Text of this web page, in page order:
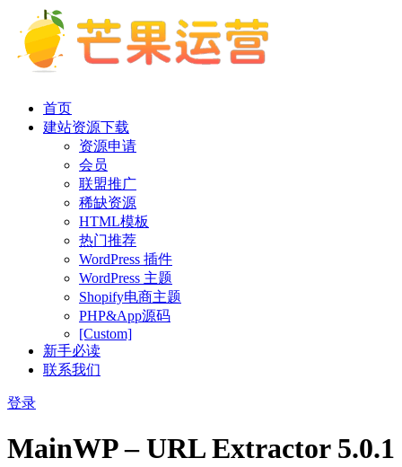
首页
建站资源下载
资源申请
会员
联盟推广
稀缺资源
HTML模板
热门推荐
WordPress 插件
WordPress 主题
Shopify电商主题
PHP&App源码
[Custom]
新手必读
联系我们
登录
MainWP – URL Extractor 5.0.1